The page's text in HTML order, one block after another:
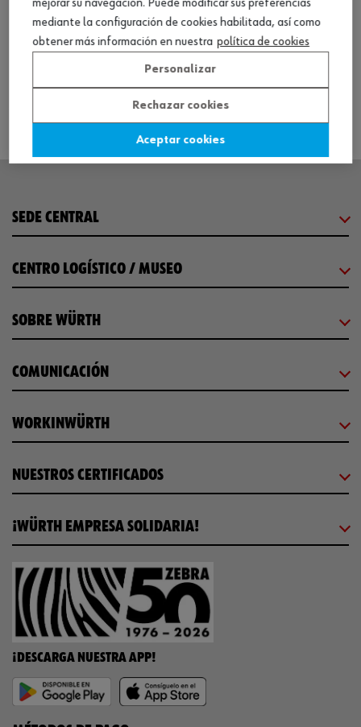
1 producto
Consultar versiones
SEDE CENTRAL
CENTRO LOGÍSTICO / MUSEO
SOBRE WÜRTH
COMUNICACIÓN
WORKINWÜRTH
NUESTROS CERTIFICADOS
¡WÜRTH EMPRESA SOLIDARIA!
¡DESCARGA NUESTRA APP!
mejorar su navegación. Puede modificar sus preferencias
mediante la configuración de cookies habilitada, así como
obtener más información en nuestra política de cookies
Personalizar
Rechazar cookies
Aceptar cookies